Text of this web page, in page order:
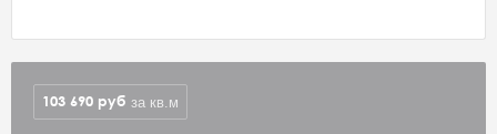
103 690 руб за кв.м